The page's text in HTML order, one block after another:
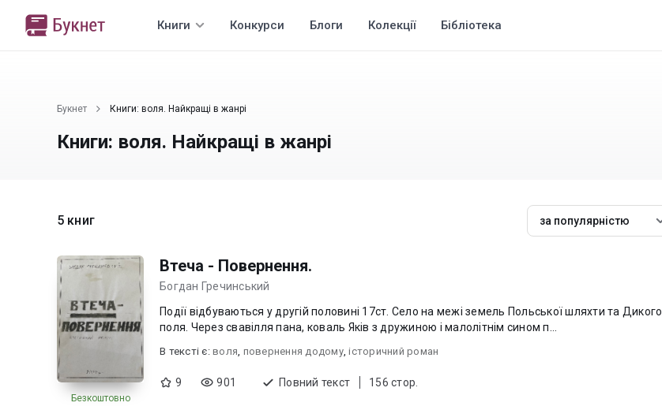
Книги Конкурси Блоги Колекції Бібліотека
Букнет Книги: воля. Найкращі в жанрі
Книги: воля. Найкращі в жанрі
5 книг за популярністю
Безкоштовно
Втеча - Повернення.
Богдан Гречинський
Події відбуваються у другій половині 17ст. Село на межі земель Польської шляхти та Дикого
поля. Через свавілля пана, коваль Яків з дружиною і малолітнім сином п...
В текcті є: воля, повернення додому,історичний роман
9 901 Повний текст 156 стор.